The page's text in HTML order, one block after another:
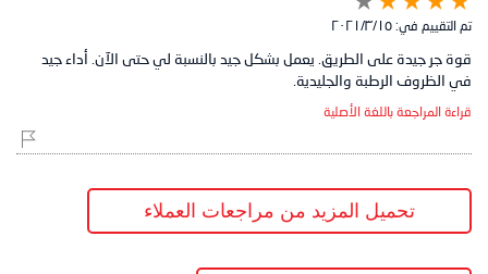
تم التقييم في: ١٥‏/٣‏/٢٠٢١
قوة جر جيدة على الطريق. يعمل بشكل جيد بالنسبة لي حتى الآن. أداء جيد
في الظروف الرطبة والجليدية.
قراءة المراجعة باللغة الأصلية
تحميل المزيد من مراجعات العملاء